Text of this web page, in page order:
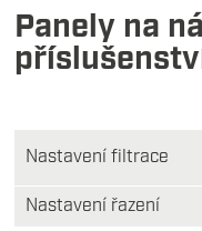
Panely na
Nastavení filtrace
Zobrazit pouze:
Nastavení řazení